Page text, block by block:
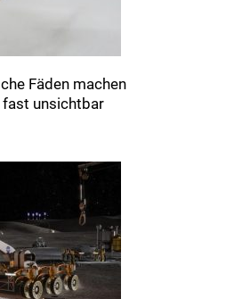
Fäden machen
fast unsichtbar